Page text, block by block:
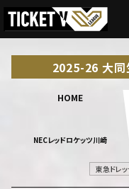
2025-26 大同
HOME
NECレッドロケッツ川崎
東急ドレ